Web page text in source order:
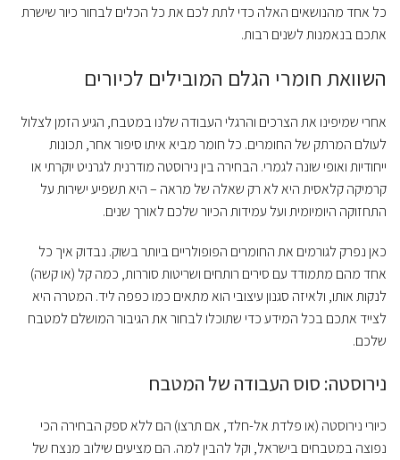
כל אחד מהנושאים האלה כדי לתת לכם את כל הכלים לבחור כיור שישרת
אתכם בנאמנות לשנים רבות.
השוואת חומרי הגלם המובילים לכיורים
אחרי שמיפינו את הצרכים והרגלי העבודה שלנו במטבח, הגיע הזמן לצלול
לעולם המרתק של החומרים. כל חומר מביא איתו סיפור אחר, תכונות
ייחודיות ואופי שונה לגמרי. הבחירה בין נירוסטה מודרנית לגרניט יוקרתי או
קרמיקה קלאסית היא לא רק שאלה של מראה – היא תשפיע ישירות על
התחזוקה היומיומית ועל עמידות הכיור שלכם לאורך שנים.
כאן נפרק לגורמים את החומרים הפופולריים ביותר בשוק. נבדוק איך כל
אחד מהם מתמודד עם סירים רותחים ושריטות סוררות, כמה קל (או קשה)
לנקות אותו, ולאיזה סגנון עיצובי הוא מתאים כמו כפפה ליד. המטרה היא
לצייד אתכם בכל המידע כדי שתוכלו לבחור את הגיבור המושלם למטבח
שלכם.
נירוסטה: סוס העבודה של המטבח
כיורי נירוסטה (או פלדת אל-חלד, אם תרצו) הם ללא ספק הבחירה הכי
נפוצה במטבחים בישראל, וקל להבין למה. הם מציעים שילוב מנצח של